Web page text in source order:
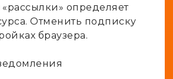
«рассылки» определяет
Отменить подписку
браузера.